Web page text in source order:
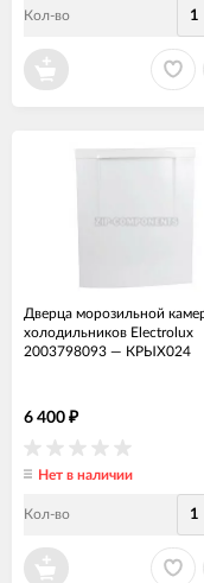
Кол-во
Дверца морозильной
холодильников Electrolux
2003798093 — КРЫХ024
6 400 ₽
Нет в наличии
Кол-во